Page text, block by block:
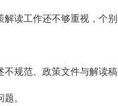
读工作还不够重视，个
规范、政策文件与解读
。